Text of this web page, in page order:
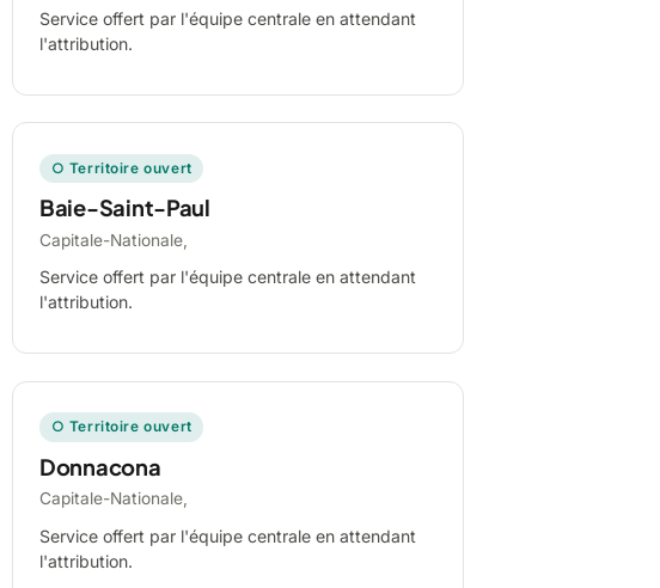
Service offert par l'équipe centrale en attendant
l'attribution.
○ Territoire ouvert
Baie-Saint-Paul
Capitale-Nationale,
Service offert par l'équipe centrale en attendant
l'attribution.
○ Territoire ouvert
Donnacona
Capitale-Nationale,
Service offert par l'équipe centrale en attendant
l'attribution.